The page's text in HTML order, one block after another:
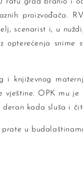
ratu grad branio i
proizvođača.
scenarist i, u
snime
i književnog
vještine. OPK mu
kada sluša i
u